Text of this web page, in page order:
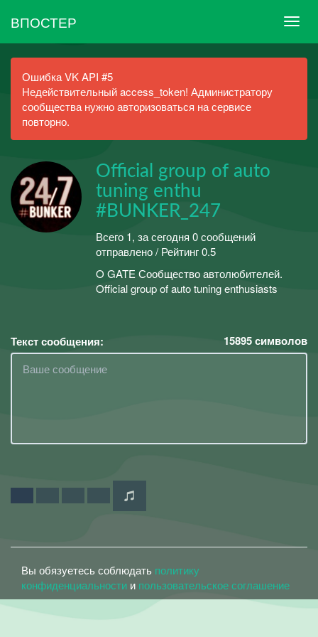
ВПОСТЕР
Ошибка VK API #5
Недействительный access_token! Администратору
сообщества нужно авторизоваться на сервисе
повторно.
Official group of auto
tuning enthu
#BUNKER_247
Всего 1, за сегодня 0 сообщений
отправлено / Рейтинг 0.5
O GATE Сообщество автолюбителей.
Official group of auto tuning enthusiasts
Текст сообщения: 15895символов
Вы обязуетесь соблюдать политику
конфиденциальности и пользовательское соглашение